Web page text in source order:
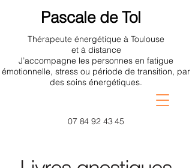
Pascale de Tol
Thérapeute énergétique à Toulouse
et à distance
J’accompagne les personnes en fatigue
émotionnelle, stress ou période de transition, par
des soins énergétiques.
07 84 92 43 45